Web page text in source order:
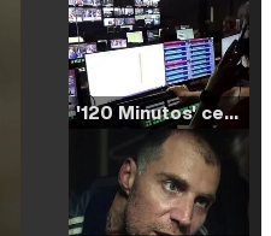
'120 Minutos' celebra sus 2.000 programas en Telemadrid con un vídeo del día a día en la redacción